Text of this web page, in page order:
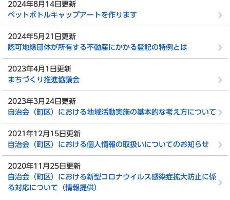
2024年8月14日更新
ペットボトルキャップアートを作ります
2024年5月21日更新
認可地縁団体が所有する不動産にかかる登記の特例とは
2023年4月1日更新
まちづくり推進協議会
2023年3月24日更新
自治会（町区）における地域活動実施の基本的な考え方について
2021年12月15日更新
自治会（町区）における個人情報の取扱いについてのお知らせ
2020年11月25日更新
自治会（町区）における新型コロナウイルス感染症拡大防止に係
る対応について（情報提供）